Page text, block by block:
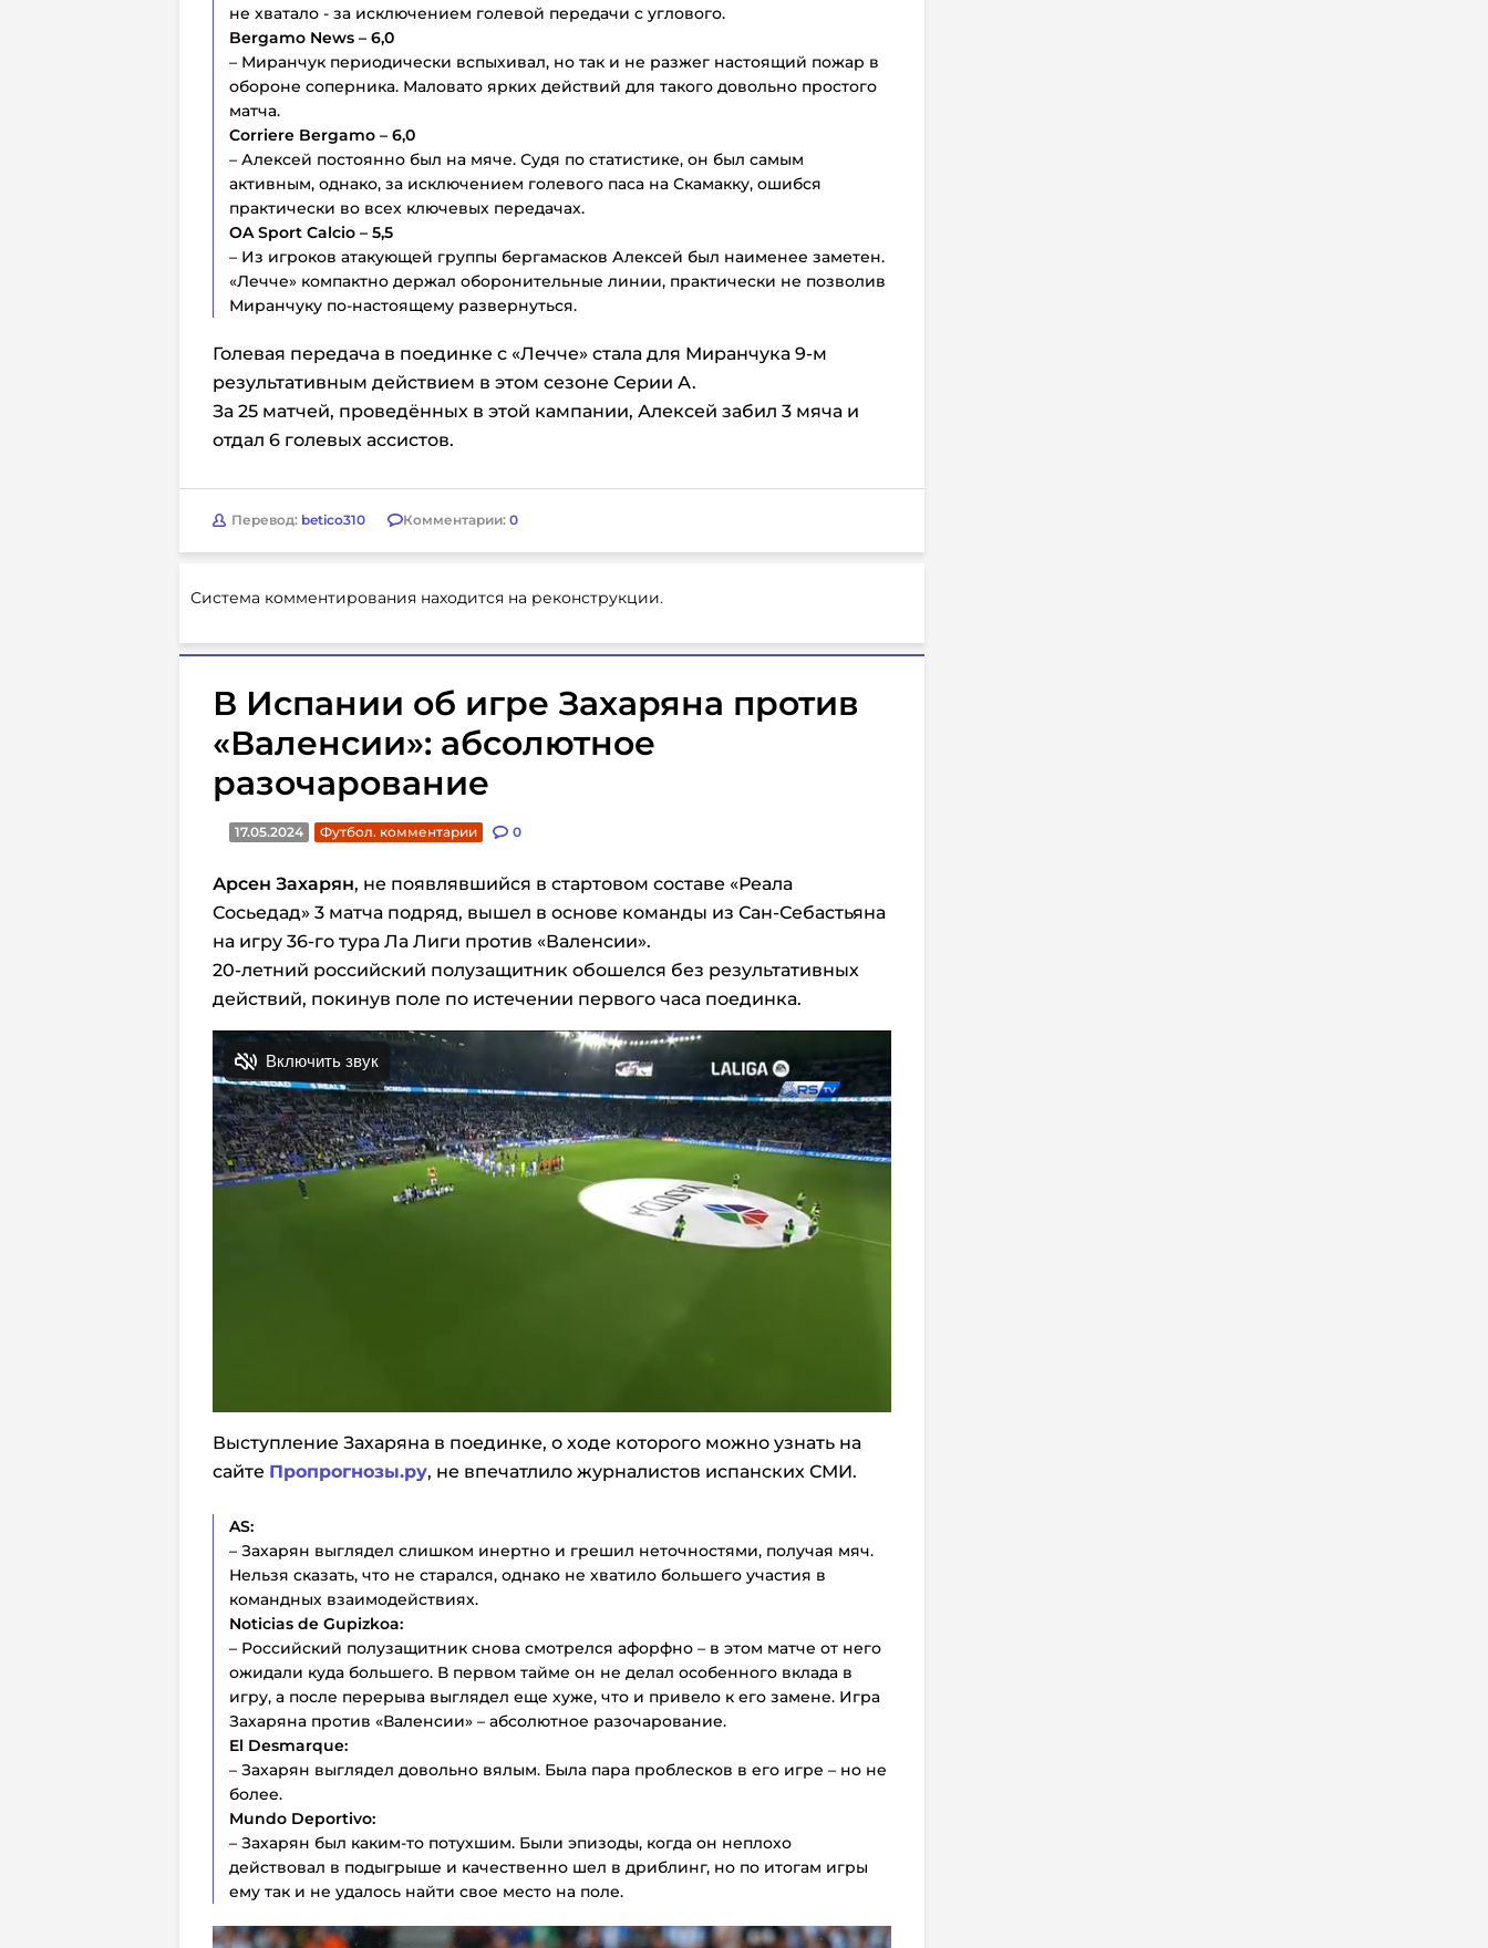
не хватало - за исключением голевой передачи с углового.
Bergamo News – 6,0
– Миранчук периодически вспыхивал, но так и не разжег настоящий пожар в
обороне соперника. Маловато ярких действий для такого довольно простого
матча.
Corriere Bergamo – 6,0
– Алексей постоянно был на мяче. Судя по статистике, он был самым
активным, однако, за исключением голевого паса на Скамакку, ошибся
практически во всех ключевых передачах.
OA Sport Calcio – 5,5
– Из игроков атакующей группы бергамасков Алексей был наименее заметен.
«Лечче» компактно держал оборонительные линии, практически не позволив
Миранчуку по-настоящему развернуться.
Голевая передача в поединке с «Лечче» стала для Миранчука 9-м
результативным действием в этом сезоне Серии А.
За 25 матчей, проведённых в этой кампании, Алексей забил 3 мяча и
отдал 6 голевых ассистов.
Перевод: betico310 Комментарии: 0
Система комментирования находится на реконструкции.
В Испании об игре Захаряна против
«Валенсии»: абсолютное
разочарование
17.05.2024 Футбол. комментарии 0
Арсен Захарян, не появлявшийся в стартовом составе «Реала
Сосьедад» 3 матча подряд, вышел в основе команды из Сан-Себастьяна
на игру 36-го тура Ла Лиги против «Валенсии».
20-летний российский полузащитник обошелся без результативных
действий, покинув поле по истечении первого часа поединка.
Выступление Захаряна в поединке, о ходе которого можно узнать на
сайте Пропрогнозы.ру, не впечатлило журналистов испанских СМИ.
AS:
– Захарян выглядел слишком инертно и грешил неточностями, получая мяч.
Нельзя сказать, что не старался, однако не хватило большего участия в
командных взаимодействиях.
Noticias de Gupizkoa:
– Российский полузащитник снова смотрелся афорфно – в этом матче от него
ожидали куда большего. В первом тайме он не делал особенного вклада в
игру, а после перерыва выглядел еще хуже, что и привело к его замене. Игра
Захаряна против «Валенсии» – абсолютное разочарование.
El Desmarque:
– Захарян выглядел довольно вялым. Была пара проблесков в его игре – но не
более.
Mundo Deportivo:
– Захарян был каким-то потухшим. Были эпизоды, когда он неплохо
действовал в подыгрыше и качественно шел в дриблинг, но по итогам игры
ему так и не удалось найти свое место на поле.